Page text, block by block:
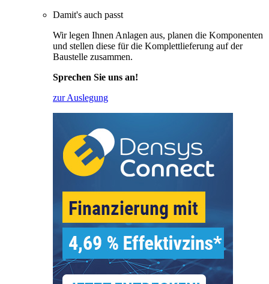
Damit's auch passt
Wir legen Ihnen Anlagen aus, planen die Komponenten
und stellen diese für die Komplettlieferung auf der
Baustelle zusammen.
Sprechen Sie uns an!
zur Auslegung